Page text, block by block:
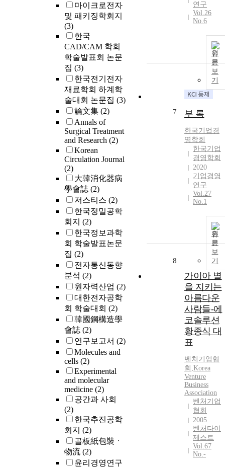
마이크로전자
및 패키징학회지
(3)
한국
CAD/CAM 학회
학술발표회 논문
집 (3)
한국전기전자
재료학회 하계학
술대회 논문집 (3)
論文集 (2)
Annals of
Surgical Treatment
and Research (2)
Korean
Circulation Journal
(2)
大韓消化器病
學會誌 (2)
저스티스 (2)
한국정밀공학
회지 (2)
한국정보과학
회 학술발표논문
집 (2)
전자통신동향
분석 (2)
원자력산업 (2)
대한전자공학
회 학술대회 (2)
韓國鋼構造學
會誌 (2)
연구보고서 (2)
Molecules and
cells (2)
Experimental
and molecular
medicine (2)
공간과 사회
(2)
한국추진공학
회지 (2)
골板紙包裝ㆍ
物流 (2)
윤리경영연구
연구
Vol.26
No.6
원
문
보
기
7 부 록
한국기업 경
영학회
한국기업
경영학회
2020
기업경영
연구
Vol.27
No.1
원
문
보
기
8
가이아 별
을 지키는
아름다운
사람들-에
코솔루션
황종식 대
표
벤처 기업 협
회 ,Korea
Venture
Business
Association
벤처기업
협회
2005
벤처다이
제스트
Vol.67
No.-